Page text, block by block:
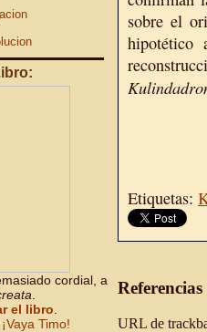
cordial, a
el libro
Timo!
sobre el
hipotético
Etiquetas:
URL de